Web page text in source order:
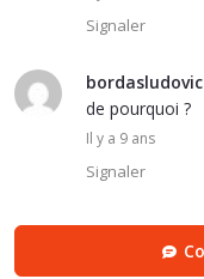
Signaler
bordasludovic
de pourquoi ?
Il y a 9 ans
Signaler